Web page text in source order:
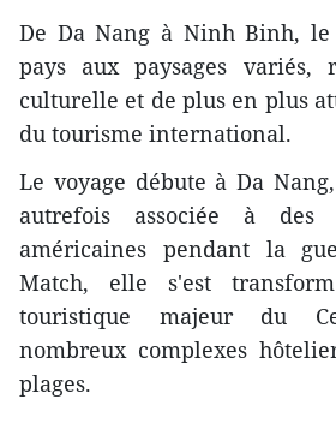
De Da Nang à Ninh Binh,
pays aux paysages variés,
culturelle et de plus en plus
du tourisme international.
Le voyage débute à Da
autrefois associée à des
américaines pendant la
Match, elle s'est
touristique majeur du
nombreux complexes
plages.